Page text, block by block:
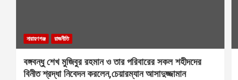
নারায়ণগঞ্জ রাজনীতি
বঙ্গবন্ধু শেখ মুজিবুর রহমান ও তার পরিবারের সকল শহীদদের
বিনীত শ্রদ্ধা নিবেদন করলেন,চেয়ারম্যান আসাদুজ্জামান